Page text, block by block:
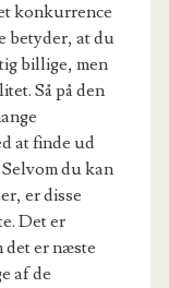
konkurrence
betyder, at du
billige, men
Så på den
at finde ud
du kan
er disse
Det er
er næste
af de